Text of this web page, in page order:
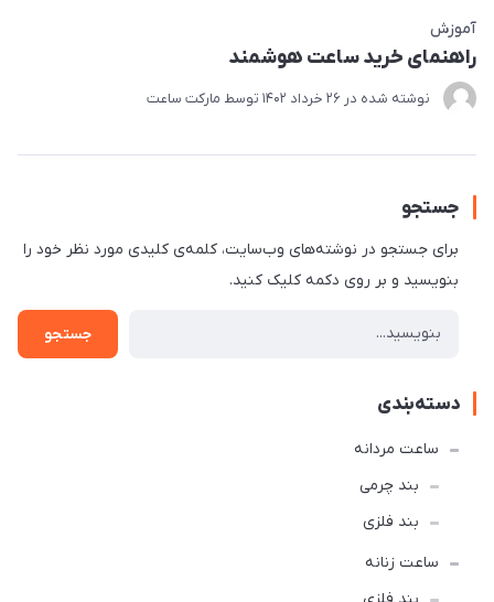
آموزش
راهنمای خرید ساعت هوشمند
نوشته شده در 26 خرداد 1402 توسط مارکت ساعت
جستجو
برای جستجو در نوشته‌های وب‌سایت، کلمه‌ی کلیدی مورد نظر خود را
بنویسید و بر روی دکمه کلیک کنید.
جستجو
دسته‌بندی
ساعت مردانه
بند چرمی
بند فلزی
ساعت زنانه